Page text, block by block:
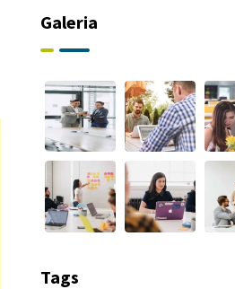
Galeria
Tags